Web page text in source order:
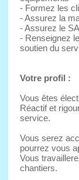
- Formez les
- Assurez la
- Assurez le
- Renseignez
soutien du
Votre profil :
Vous êtes
Réactif et
service.
Vous serez
pourrez vous
Vous
chantiers.